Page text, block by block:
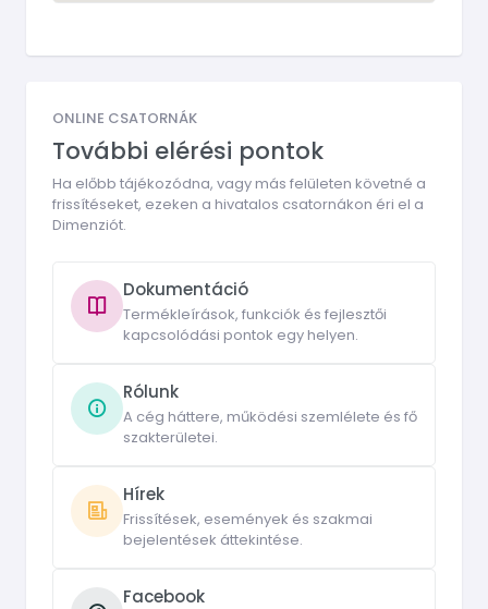
ONLINE CSATORNÁK
További elérési pontok
Ha előbb tájékozódna, vagy más felületen követné a
frissítéseket, ezeken a hivatalos csatornákon éri el a
Dimenziót.
Dokumentáció
Termékleírások, funkciók és fejlesztői
kapcsolódási pontok egy helyen.
Rólunk
A cég háttere, működési szemlélete és fő
szakterületei.
Hírek
Frissítések, események és szakmai
bejelentések áttekintése.
Facebook